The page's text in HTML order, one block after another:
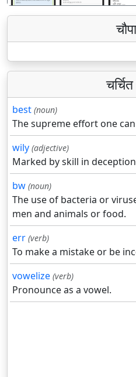
best (noun)
The supreme effort one
wily (adjective)
Marked by skill in
bw (noun)
The use of bacteria or
men and animals or food.
err (verb)
To make a mistake or be
vowelize (verb)
Pronounce as a vowel.